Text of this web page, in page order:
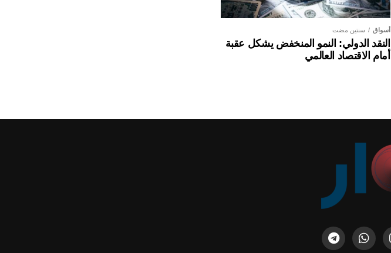
أسواق سنتين مضت
النقد الدولي: النمو المنخفض يشكل عقبة
أمام الاقتصاد العالمي